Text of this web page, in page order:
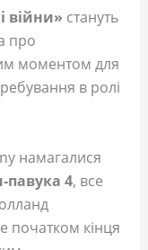
війни» стануть
про
моментом для
в ролі
намагалися
4, все
початком кінця